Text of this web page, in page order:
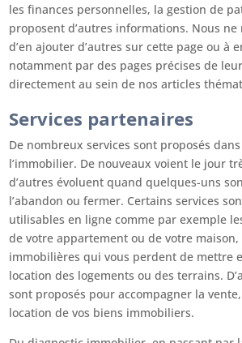
les finances personnelles, la gestion de
proposent d’autres informations. Nous
d’en ajouter d’autres sur cette page ou à
notamment par des pages précises de
directement au sein de nos articles
Services partenaires
De nombreux services sont proposés
l’immobilier. De nouveaux voient le jour
d’autres évoluent quand quelques-uns
l’abandon ou fermer. Certains services
utilisables en ligne comme par exemple
de votre appartement ou de votre maison,
immobilières qui vous perdent de mettre
location des logements ou des terrains.
sont proposés pour accompagner la
location de vos biens immobiliers.